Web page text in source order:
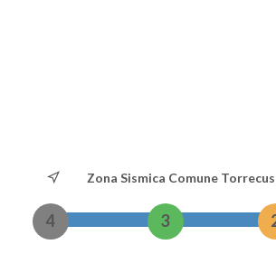
Zona Sismica Comune
4 3